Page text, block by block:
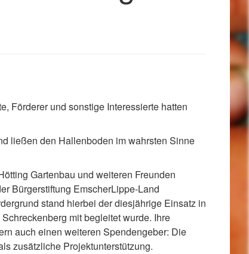
Förderer und sonstige Interessierte hatten
ließen den Hallenboden im wahrsten Sinne
Gartenbau und weiteren Freunden
Bürgerstiftung EmscherLippe-Land
stand hierbei der diesjährige Einsatz in
mit begleitet wurde. Ihre
auch einen weiteren Spendengeber: Die
zusätzliche Projektunterstützung.